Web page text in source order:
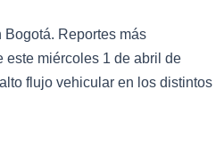
Reportes más
este miércoles 1 de abril de
flujo vehicular en los distintos